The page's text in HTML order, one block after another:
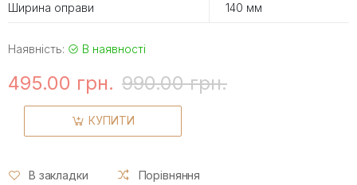
Ширина оправи 140 мм
Наявність: В наявності
495.00 грн. 990.00 грн.
КУПИТИ
В закладки Порівняння